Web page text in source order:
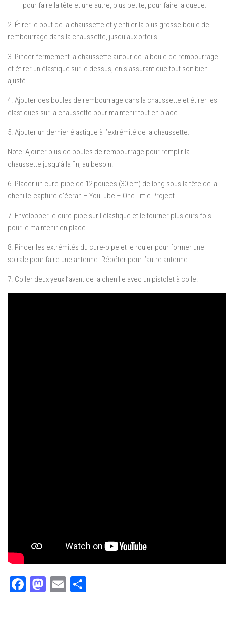
pour faire la tête et une autre, plus petite, pour faire la queue.
2. Étirer le bout de la chaussette et y enfiler la plus grosse boule de
rembourrage dans la chaussette, jusqu’aux orteils.
3. Pincer fermement la chaussette autour de la boule de rembourrage
et étirer un élastique sur le dessus, en s’assurant que tout soit bien
ajusté.
4. Ajouter des boules de rembourrage dans la chaussette et étirer les
élastiques sur la chaussette pour maintenir tout en place.
5. Ajouter un dernier élastique à l’extrémité de la chaussette.
Note: Ajouter plus de boules de rembourrage pour remplir la
chaussette jusqu’à la fin, au besoin.
6. Placer un cure-pipe de 12 pouces (30 cm) de long sous la tête de la
chenille.capture d’écran – YouTube – One Little Project
7. Envelopper le cure-pipe sur l’élastique et le tourner plusieurs fois
pour le maintenir en place.
8. Pincer les extrémités du cure-pipe et le rouler pour former une
spirale pour faire une antenne. Répéter pour l’autre antenne.
7. Coller deux yeux l’avant de la chenille avec un pistolet à colle.
Facebook
Mastodon
Email